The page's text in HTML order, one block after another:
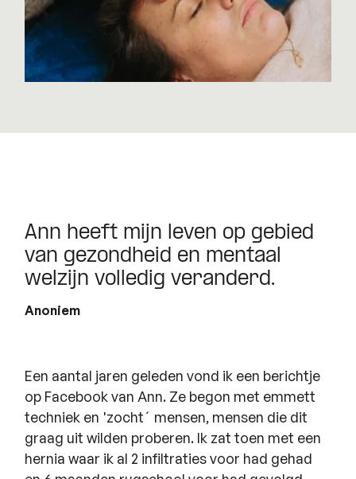
Ann heeft mijn leven op gebied
van gezondheid en mentaal
welzijn volledig veranderd.
Anoniem
Een aantal jaren geleden vond ik een berichtje
op Facebook van Ann. Ze begon met emmett
techniek en 'zocht´ mensen, mensen die dit
graag uit wilden proberen. Ik zat toen met een
hernia waar ik al 2 infiltraties voor had gehad